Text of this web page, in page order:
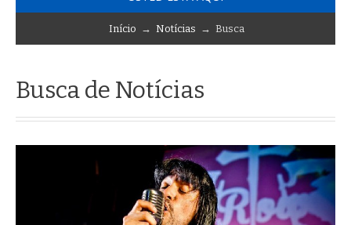
Início→Notícias→ Busca
Busca de Notícias